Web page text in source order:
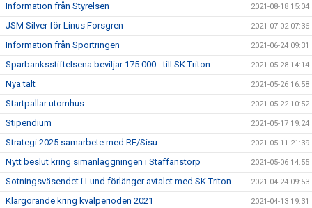
Information från Styrelsen 2021-08-18 15:04
JSM Silver för Linus Forsgren 2021-07-02 07:36
Information från Sportringen 2021-06-24 09:31
Sparbanksstiftelsena beviljar 175 000:- till SK Triton 2021-05-28 14:14
Nya tält 2021-05-26 16:58
Startpallar utomhus 2021-05-22 10:52
Stipendium 2021-05-17 19:24
Strategi 2025 samarbete med RF/Sisu 2021-05-11 21:39
Nytt beslut kring simanläggningen i Staffanstorp 2021-05-06 14:55
Sotningsväsendet i Lund förlänger avtalet med SK Triton 2021-04-24 09:53
Klargörande kring kvalperioden 2021 2021-04-13 19:31